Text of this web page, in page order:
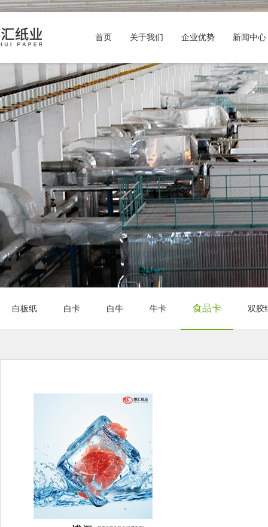
首页 关于我们 企业优势 新闻中心
白板纸 白卡 白牛 牛卡 食品卡 双胶